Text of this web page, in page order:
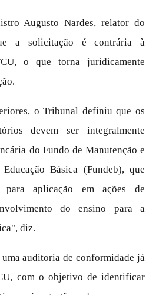
Augusto Nardes, relator do
a solicitação é contrária à
o que torna juridicamente
o Tribunal definiu que os
devem ser integralmente
do Fundo de Manutenção e
Básica (Fundeb), que
para aplicação em ações de
do ensino para a
diz.
auditoria de conformidade já
com o objetivo de identificar